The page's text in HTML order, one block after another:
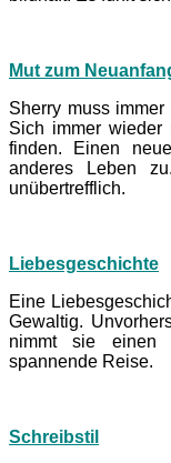
Mut zum
Sherry muss
Sich immer wieder
finden. Einen
anderes Leben
unübertrefflich.
Liebesgeschichte
Eine
Gewaltig.
nimmt sie einen
spannende Reise.
Schreibstil